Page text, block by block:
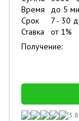
Время
до 5
Срок
7 - 30
Ставка
от 1%
Получение:
3.8